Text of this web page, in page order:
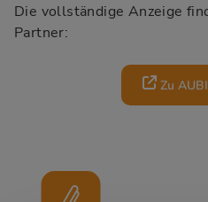
Die vollständige Anzeige
Partner:
Zu